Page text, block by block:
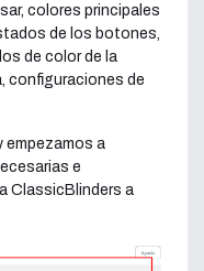
colores principales
de los botones,
de color de la
configuraciones de
empezamos a
e
ClassicBlinders a